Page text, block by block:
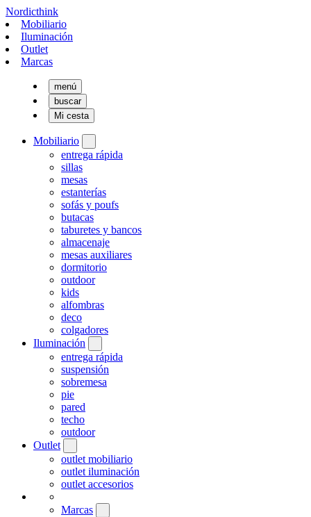
Nordicthink
Mobiliario
Iluminación
Outlet
Marcas
menú
buscar
Mi cesta
Mobiliario
entrega rápida
sillas
mesas
estanterías
sofás y poufs
butacas
taburetes y bancos
almacenaje
mesas auxiliares
dormitorio
outdoor
kids
alfombras
deco
colgadores
Iluminación
entrega rápida
suspensión
sobremesa
pie
pared
techo
outdoor
Outlet
outlet mobiliario
outlet iluminación
outlet accesorios
Marcas